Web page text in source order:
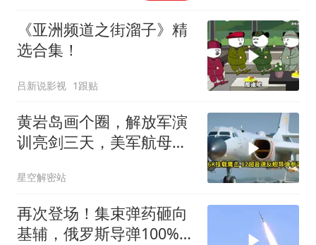
《亚洲频道之街溜子》精
选合集！
吕新说影视 1跟贴
黄岩岛画个圈，解放军演
训亮剑三天，美军航母从
星空解密站
再次登场！集束弹药砸向
基辅，俄罗斯导弹100%突